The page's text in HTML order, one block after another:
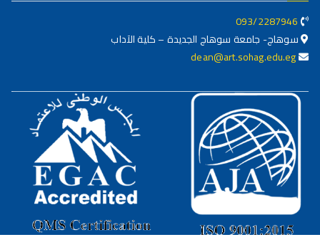
093/2287946
سوهاج- جامعة سوهاج الجديدة – كلية الآداب